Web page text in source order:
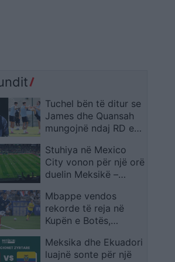
Tuchel bën të ditur se
James dhe Quansah
mungojnë ndaj RD e
Stuhiya në Mexico
City vonon për një orë
duelin Meksikë –
Mbappe vendos
rekorde të reja në
Kupën e Botës,
emra legjendarë
Meksika dhe Ekuadori
luajnë sonte për një